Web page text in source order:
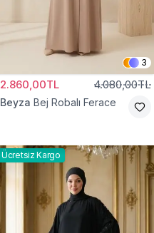
3
2.860,00TL 4.080,00TL
Beyza Bej Robalı Ferace
Ücretsiz Kargo